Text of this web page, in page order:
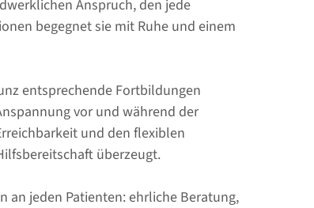
Anspruch, den jede
begegnet sie mit Ruhe und einem
entsprechende Fortbildungen
vor und während der
und den flexiblen
überzeugt.
an jeden Patienten: ehrliche Beratung,